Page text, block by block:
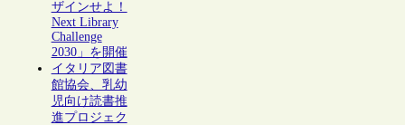
ザインせよ！
Next Library
Challenge
2030」を開催
イタリア図書
館協会、乳幼
児向け読書推
進プロジェク